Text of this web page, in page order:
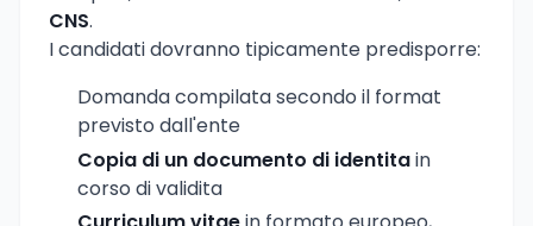
CNS.
I candidati dovranno tipicamente predisporre:
Domanda compilata secondo il format
previsto dall'ente
Copia di un documento di identitain
corso di validita